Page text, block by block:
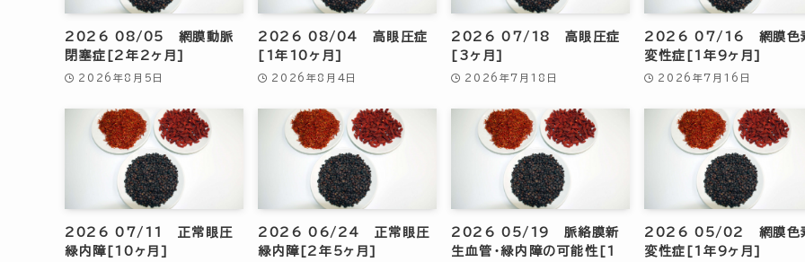
2026 08/05 網膜動脈
閉塞症[2年2ヶ月]
2026年8月5日
2026 08/04 高眼圧症
[1年10ヶ月]
2026年8月4日
2026 07/18 高眼圧症
[3ヶ月]
2026年7月18日
2026 07/16 網膜色
変性症[1年9ヶ月]
2026年7月16日
2026 07/11 正常眼圧
緑内障[10ヶ月]
2026 06/24 正常眼圧
緑内障[2年5ヶ月]
2026 05/19 脈絡膜新
生血管・緑内障の可能性[1
2026 05/02 網膜色
変性症[1年9ヶ月]